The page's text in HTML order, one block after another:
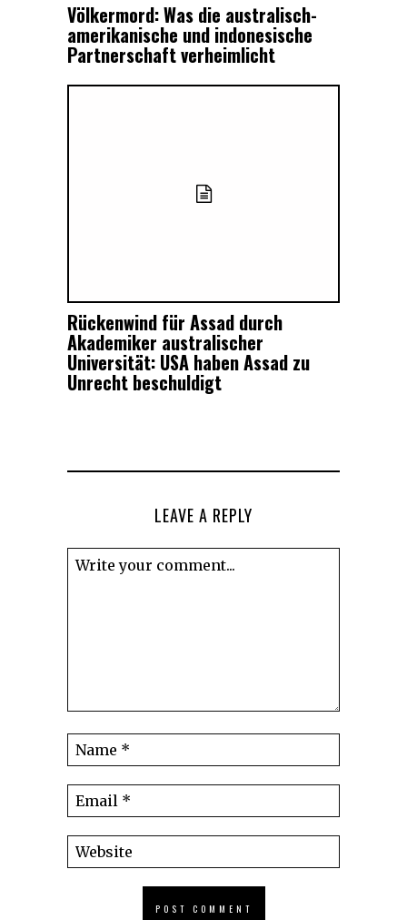
Völkermord: Was die australisch-
amerikanische und indonesische
Partnerschaft verheimlicht
Rückenwind für Assad durch
Akademiker australischer
Universität: USA haben Assad zu
Unrecht beschuldigt
LEAVE A REPLY